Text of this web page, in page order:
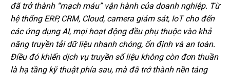
đã trở thành “mạch máu” vận hành của doanh nghiệp. Từ
hệ thống ERP, CRM, Cloud, camera giám sát, IoT cho đến
các ứng dụng AI, mọi hoạt động đều phụ thuộc vào khả
năng truyền tải dữ liệu nhanh chóng, ổn định và an toàn.
Điều đó khiến dịch vụ truyền số liệu không còn đơn thuần
là hạ tầng kỹ thuật phía sau, mà đã trở thành nền tảng